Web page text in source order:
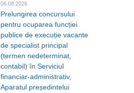
06.08.2026
Prelungirea concursului
pentru ocuparea funcției
publice de execuție vacante
de specialist principal
(termen nedeterminat,
contabil) în Serviciul
financiar-administrativ,
Aparatul președintelui